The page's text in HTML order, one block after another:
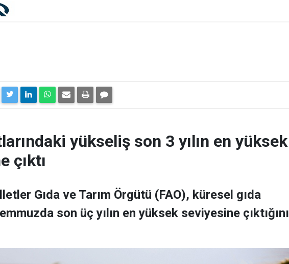
yükseliş son 3 yılın en yüksek
çıktı
Gıda ve Tarım Örgütü (FAO), küresel gıda
son üç yılın en yüksek seviyesine çıktığını